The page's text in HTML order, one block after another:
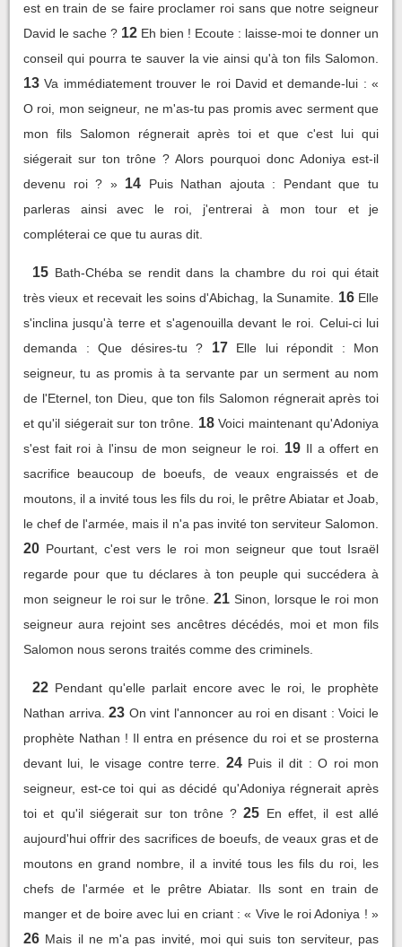
est en train de se faire proclamer roi sans que notre seigneur
David le sache ? 12 Eh bien ! Ecoute : laisse-moi te donner un
conseil qui pourra te sauver la vie ainsi qu'à ton fils Salomon.
13 Va immédiatement trouver le roi David et demande-lui : «
O roi, mon seigneur, ne m'as-tu pas promis avec serment que
mon fils Salomon régnerait après toi et que c'est lui qui
siégerait sur ton trône ? Alors pourquoi donc Adoniya est-il
devenu roi ? » 14
Puis Nathan ajouta : Pendant que tu
parleras ainsi avec le roi, j'entrerai à mon tour et je
compléterai ce que tu auras dit.
15 Bath-Chéba se rendit dans la chambre du roi qui était
très vieux et recevait les soins d'Abichag, la Sunamite.
16 Elle
s'inclina jusqu'à terre et s'agenouilla devant le roi. Celui-ci lui
demanda : Que désires-tu ?
17
Elle lui répondit : Mon
seigneur, tu as promis à ta servante par un serment au nom
de l'Eternel, ton Dieu, que ton fils Salomon régnerait après toi
et qu'il siégerait sur ton trône.
18 Voici maintenant qu'Adoniya
s'est fait roi à l'insu de mon seigneur le roi.
19 Il a offert en
sacrifice beaucoup de boeufs, de veaux engraissés et de
moutons, il a invité tous les fils du roi, le prêtre Abiatar et Joab,
le chef de l'armée, mais il n'a pas invité ton serviteur Salomon.
20 Pourtant, c'est vers le roi mon seigneur que tout Israël
regarde pour que tu déclares à ton peuple qui succédera à
mon seigneur le roi sur le trône. 21 Sinon, lorsque le roi mon
seigneur aura rejoint ses ancêtres décédés, moi et mon fils
Salomon nous serons traités comme des criminels.
22 Pendant qu'elle parlait encore avec le roi, le prophète
Nathan arriva. 23 On vint l'annoncer au roi en disant : Voici le
prophète Nathan ! Il entra en présence du roi et se prosterna
devant lui, le visage contre terre.
24 Puis il dit : O roi mon
seigneur, est-ce toi qui as décidé qu'Adoniya régnerait après
toi et qu'il siégerait sur ton trône ? 25 En effet, il est allé
aujourd'hui offrir des sacrifices de boeufs, de veaux gras et de
moutons en grand nombre, il a invité tous les fils du roi, les
chefs de l'armée et le prêtre Abiatar. Ils sont en train de
manger et de boire avec lui en criant : « Vive le roi Adoniya ! »
26 Mais il ne m'a pas invité, moi qui suis ton serviteur, pas